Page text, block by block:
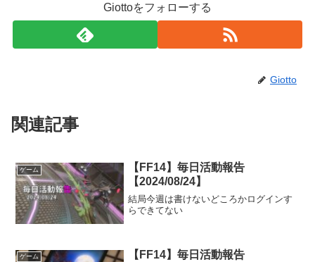
Giottoをフォローする
Giotto
関連記事
ゲーム
【FF14】毎日活動報告
【2024/08/24】
結局今週は書けないどころかログインす
らできてない
ゲーム
【FF14】毎日活動報告